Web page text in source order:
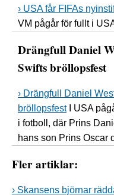
› USA får FIFAs
VM pågår för fullt i
Drängfull Daniel
Swifts bröllopsfest
› Drängfull Daniel
bröllopsfestI USA
i fotboll, där Prins
hans son Prins Oscar
Fler artiklar:
› Skansens björnar